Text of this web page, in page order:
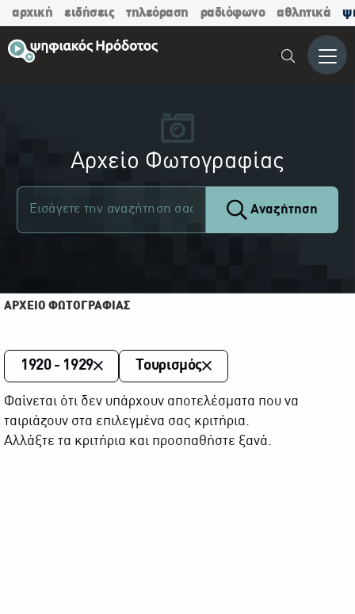
αρχική ειδήσεις τηλεόραση ραδιόφωνο αθλητικά
Μενού
Αρχείο Φωτογραφίας
Αναζήτηση
ΑΡΧΕΙΟ ΦΩΤΟΓΡΑΦΙΑΣ
1920 - 1929 Τουρισμός
Φαίνεται ότι δεν υπάρχουν αποτελέσματα που να
ταιριάζουν στα επιλεγμένα σας κριτήρια.
Αλλάξτε τα κριτήρια και προσπαθήστε ξανά.